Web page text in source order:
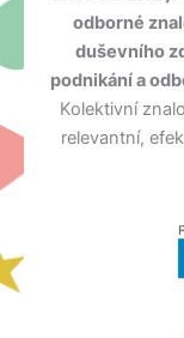
odborné
duševního
podnikání a
Kolektivní
relevantní,